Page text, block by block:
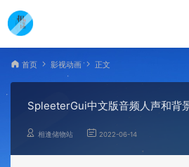
首页 影视动画 正文
SpleeterGui中文版音频人声和背
相逢储物站 2022-06-14